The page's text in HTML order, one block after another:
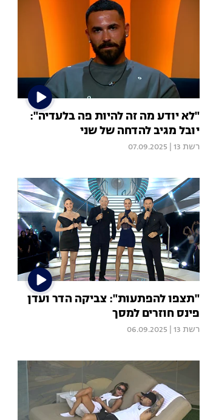
"לא יודע מה זה להיות פה בלעדיה":
יובל מגיב להדחה של שני
רשת 13 07.09.2025
"תצפו להפתעות": צביקה הדר ועדן
פינס חוזרים למסך
רשת 13 06.09.2025